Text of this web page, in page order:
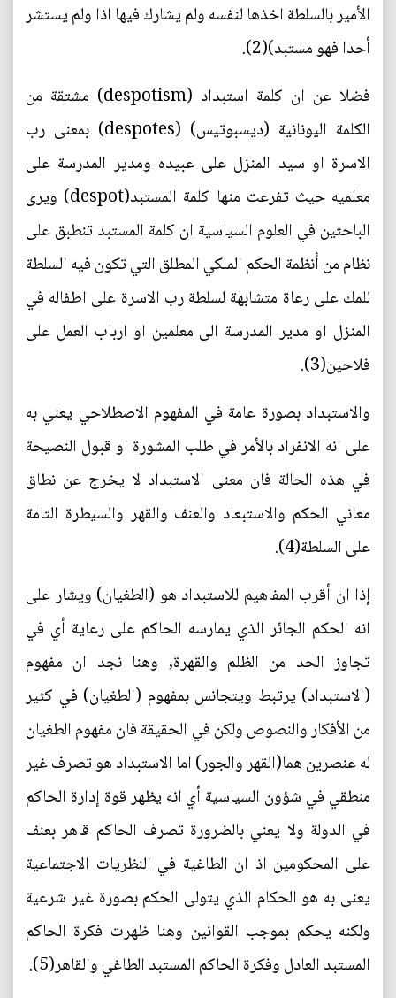
الأمير بالسلطة اخذها لنفسه ولم يشارك فيها اذا ولم يستشر
أحدا فهو مستبد)(2).
فضلا عن ان كلمة استبداد (despotism) مشتقة من
الكلمة اليونانية (ديسبوتيس) (despotes) بمعنى رب
الاسرة او سيد المنزل على عبيده ومدير المدرسة على
معلميه حيث تفرعت منها كلمة المستبد(despot) ويرى
الباحثين في العلوم السياسية ان كلمة المستبد تنطبق على
نظام من أنظمة الحكم الملكي المطلق التي تكون فيه السلطة
للمك على رعاة متشابهة لسلطة رب الاسرة على اطفاله في
المنزل او مدير المدرسة الى معلمين او ارباب العمل على
فلاحين(3).
والاستبداد بصورة عامة في المفهوم الاصطلاحي يعني به
على انه الانفراد بالأمر في طلب المشورة او قبول النصيحة
في هذه الحالة فان معنى الاستبداد لا يخرج عن نطاق
معاني الحكم والاستبعاد والعنف والقهر والسيطرة التامة
على السلطة(4).
إذا ان أقرب المفاهيم للاستبداد هو (الطغيان) ويشار على
انه الحكم الجائر الذي يمارسه الحاكم على رعاية أي في
تجاوز الحد من الظلم والقهرة, وهنا نجد ان مفهوم
(الاستبداد) يرتبط ويتجانس بمفهوم (الطغيان) في كثير
من الأفكار والنصوص ولكن في الحقيقة فان مفهوم الطغيان
له عنصرين هما(القهر والجور) اما الاستبداد هو تصرف غير
منطقي في شؤون السياسية أي انه يظهر قوة إدارة الحاكم
في الدولة ولا يعني بالضرورة تصرف الحاكم قاهر بعنف
على المحكومين اذ ان الطاغية في النظريات الاجتماعية
يعنى به هو الحكام الذي يتولى الحكم بصورة غير شرعية
ولكنه يحكم بموجب القوانين وهنا ظهرت فكرة الحاكم
المستبد العادل وفكرة الحاكم المستبد الطاغي والقاهر(5).